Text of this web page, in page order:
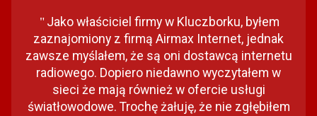
" Jako właściciel firmy w Kluczborku, byłem
zaznajomiony z firmą Airmax Internet, jednak
zawsze myślałem, że są oni dostawcą internetu
radiowego. Dopiero niedawno wyczytałem w
sieci że mają również w ofercie usługi
światłowodowe. Trochę żałuję, że nie zgłębiłem